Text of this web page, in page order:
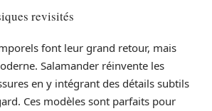
revisités
font leur grand retour, mais
Salamander réinvente les
en y intégrant des détails subtils
Ces modèles sont parfaits pour